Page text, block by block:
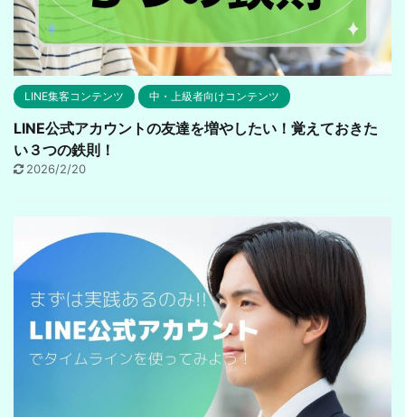
LINE集客コンテンツ 中・上級者向けコンテンツ
LINE公式アカウントの友達を増やしたい！覚えておきた
い３つの鉄則！
2026/2/20